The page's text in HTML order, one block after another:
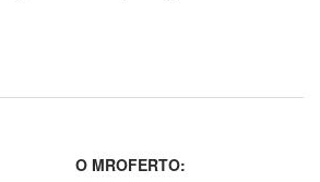
O MROFERTO: